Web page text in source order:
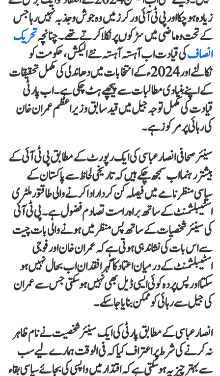
زیادہ ہو چکا اور پی ٹی آئی ورکرز میں وہ جوش و جذبہ نہیں رہا جس
کے تحت وہ ماضی میں سڑکوں پر نکلا کرتے تھے۔ چنانچہتحریک
انصافکی قیادت اب آہستہ آہستہ نئے الیکش ، حکومت کو
نکالنے اور 2024ء کے انتخابات میں دھاندلی کی مکمل تحقیقات
کے اپنے بنیادی مطالبات سے پیچھے ہٹ چکی ہے۔ اب پارٹی
قیادت کی مکمل توجہ جیل میں قید سابق وزیر اعظم عمران خان
کی رہائی پر مرکوز ہے۔
سینئر صحافی انصار عباسی کی ایک رپورٹ کے مطابق پی ٹی آئی کے
بیشتر رہنما اب سمجھ چکے ہیں کہ تاریخی لحاظ سے پاکستان کے
سیاسی منظر نامے میں فیصلہ کن کردار ادا کرنے والی طاقتور ملٹری
اسٹیبلشمنٹ کے ساتھ براہ راست تصادم فضول ہے۔ پی ٹی آئی
کی سینئر شخصیات کے ساتھ پس منظر میں ہونے والی بات چیت
سے اس بات کی نشاندہی ہوتی ہے کہ عمران خان اور فوجی
اسٹیبلشمنٹ کے درمیان اعتماد کا گہرا فقدان اب بحال نہیں ہو
سکتا اور پس پردہ کوئی ایسی ڈیل بھی نہیں ہو سکتی جس سے عمران
کی جیل سے رہائی کو ممکن بنایا جا سکے۔
انصار عباسی کے مطابق پارٹی کی ایک سینئر شخصیت نے نام ظاہر
نہ کرنے کی شرط پر اعتراف کیا کہ فی الوقت ہمارے لیے سب
سے بہتر چیز یہ ہو سکتی ہے کہ اقتدار میں واپسی کی بجائے سیاسی بقاء